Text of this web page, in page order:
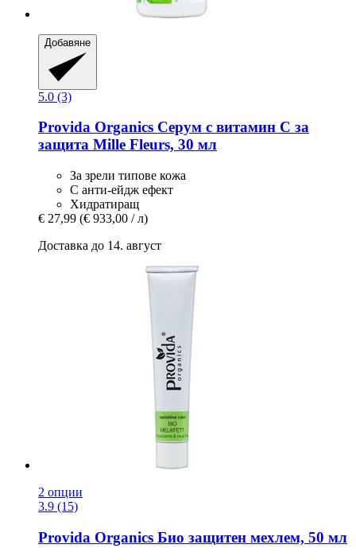
Добавяне
5.0 (3)
Provida Organics Серум с витамин С за
защита Mille Fleurs, 30 мл
За зрели типове кожа
С анти-ейдж ефект
Хидратиращ
€ 27,99 (€ 933,00 / л)
Доставка до 14. август
2 опции
3.9 (15)
Provida Organics Био защитен мехлем, 50 мл